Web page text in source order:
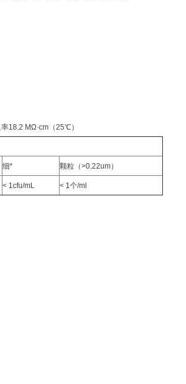
18.2 MΩ·cm（25℃）
细* 颗粒（>0.22um）
< 1cfu/mL < 1个/ml